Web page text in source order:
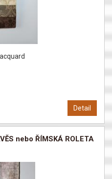
Detail
nebo ŘÍMSKÁ ROLETA